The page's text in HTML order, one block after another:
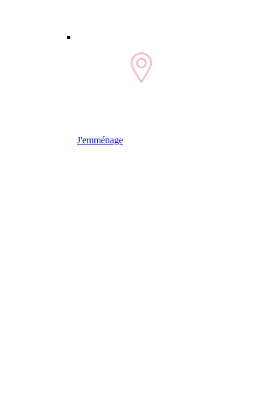
J'emménage